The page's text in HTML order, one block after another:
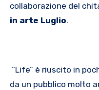
collaborazione del
in arte Luglio.
“Life” è riuscito in
da un pubblico molto